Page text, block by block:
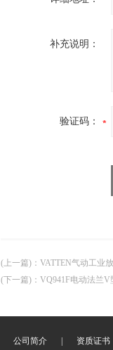
补充说明：
验证码：
(上一篇) ： VATTEN气动工业
(下一篇) ： VQ941F电动法兰
公司简介 资质证书